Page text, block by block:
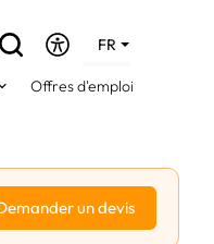
FR
Offres d'emploi
un devis